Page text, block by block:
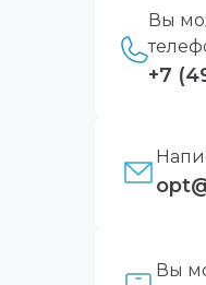
Вы
+7
Вы